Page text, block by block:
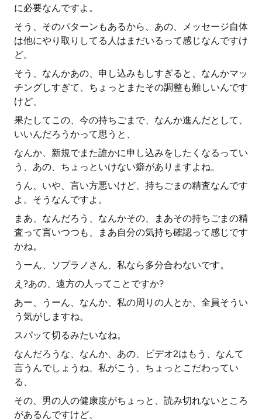
に必要なんですよ。
そう、そのパターンもあるから、あの、メッセージ自体
は他にやり取りしてる人はまだいるって感じなんですけ
ど。
そう、なんかあの、申し込みもしすぎると、なんかマッ
チングしすぎて、ちょっとまたその調整も難しいんです
けど、
果たしてこの、今の持ちごまで、なんか進んだとして、
いいんだろうかって思うと、
なんか、新規でまた誰かに申し込みをしたくなるってい
う、あの、ちょっといけない癖がありますよね。
うん、いや、言い方悪いけど、持ちごまの精査なんです
よ。そうなんですよ。
まあ、なんだろう、なんかその、まあその持ちごまの精
査って言いつつも、まあ自分の気持ち確認って感じです
かね。
うーん、ソプラノさん、私なら多分合わないです。
え?あの、遠方の人ってことですか?
あー、うーん、なんか、私の周りの人とか、全員そうい
う気がしますね。
スパッて切るみたいなね。
なんだろうな、なんか、あの、ビデオ2はもう、なんて
言うんでしょうね、私がこう、ちょっとこだわってい
る、
その、男の人の健康度がちょっと、読み切れないところ
があるんですけど、